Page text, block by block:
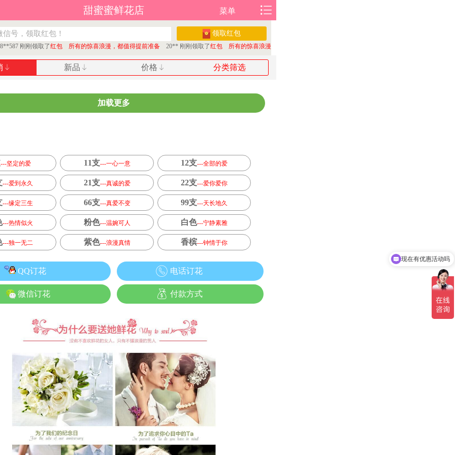
甜蜜蜜鲜花店 菜单
领取红包
刚刚领取了红包 所有的惊喜浪漫，都值得提前准备20** 刚刚领取了红包 所有的惊喜浪漫，都值得提前准备
新品 价格 分类筛选
加载更多
---坚定的爱 11支---一心一意 12支---全部的爱
---爱到永久 21支---真诚的爱 22支---爱你爱你
---缘定三生 66支---真爱不变 99支---天长地久
---热情似火 粉色---温婉可人 白色---宁静素雅
---独一无二 紫色---浪漫真情 香槟---钟情于你
QQ订花 电话订花
微信订花 付款方式
现在有优惠活动吗